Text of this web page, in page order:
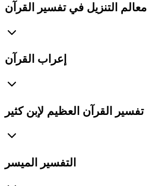
معالم التنزيل في تفسير القرآن
إعراب القرآن
تفسير القرآن العظيم لإبن كثير
التفسير الميسر